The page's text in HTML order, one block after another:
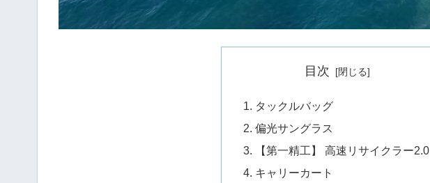
目次
タックルバッグ
偏光サングラス
【第一精工】 高速リサイクラー2.0
キャリーカート